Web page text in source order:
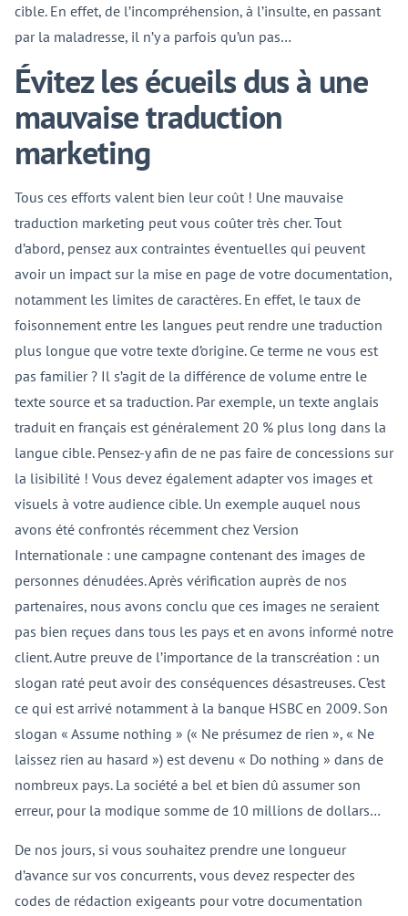
cible. En effet, de l’incompréhension, à l’insulte, en passant
par la maladresse, il n’y a parfois qu’un pas…
Évitez les écueils dus à une
mauvaise traduction
marketing
Tous ces efforts valent bien leur coût ! Une mauvaise
traduction marketing peut vous coûter très cher. Tout
d’abord, pensez aux contraintes éventuelles qui peuvent
avoir un impact sur la mise en page de votre documentation,
notamment les limites de caractères. En effet, le taux de
foisonnement entre les langues peut rendre une traduction
plus longue que votre texte d’origine. Ce terme ne vous est
pas familier ? Il s’agit de la différence de volume entre le
texte source et sa traduction. Par exemple, un texte anglais
traduit en français est généralement 20 % plus long dans la
langue cible. Pensez-y afin de ne pas faire de concessions sur
la lisibilité ! Vous devez également adapter vos images et
visuels à votre audience cible. Un exemple auquel nous
avons été confrontés récemment chez Version
Internationale : une campagne contenant des images de
personnes dénudées. Après vérification auprès de nos
partenaires, nous avons conclu que ces images ne seraient
pas bien reçues dans tous les pays et en avons informé notre
client. Autre preuve de l’importance de la transcréation : un
slogan raté peut avoir des conséquences désastreuses. C’est
ce qui est arrivé notamment à la banque HSBC en 2009. Son
slogan « Assume nothing » (« Ne présumez de rien », « Ne
laissez rien au hasard ») est devenu « Do nothing » dans de
nombreux pays. La société a bel et bien dû assumer son
erreur, pour la modique somme de 10 millions de dollars…
De nos jours, si vous souhaitez prendre une longueur
d’avance sur vos concurrents, vous devez respecter des
codes de rédaction exigeants pour votre documentation